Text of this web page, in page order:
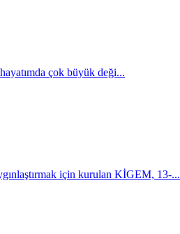
çok büyük deği...
için kurulan KİGEM, 13-...